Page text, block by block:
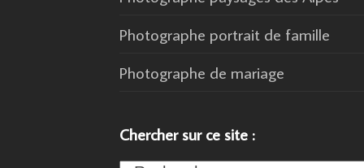
Photographe portrait de famille
Photographe de mariage
Chercher sur ce site :